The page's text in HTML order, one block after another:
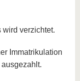
wird verzichtet.
Immatrikulation